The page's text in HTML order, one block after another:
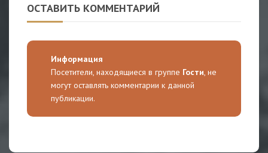
ОСТАВИТЬ КОММЕНТАРИЙ
Информация
Посетители, находящиеся в группе Гости, не
могут оставлять комментарии к данной
публикации.